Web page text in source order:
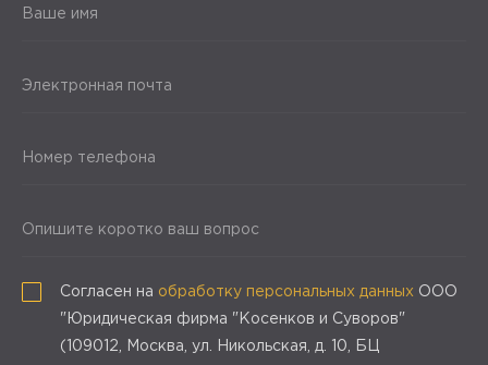
Ваше имя
Электронная почта
Номер телефона
Опишите коротко ваш вопрос
Согласен на обработку персональных данных ООО
"Юридическая фирма "Косенков и Суворов"
(109012, Москва, ул. Никольская, д. 10, БЦ